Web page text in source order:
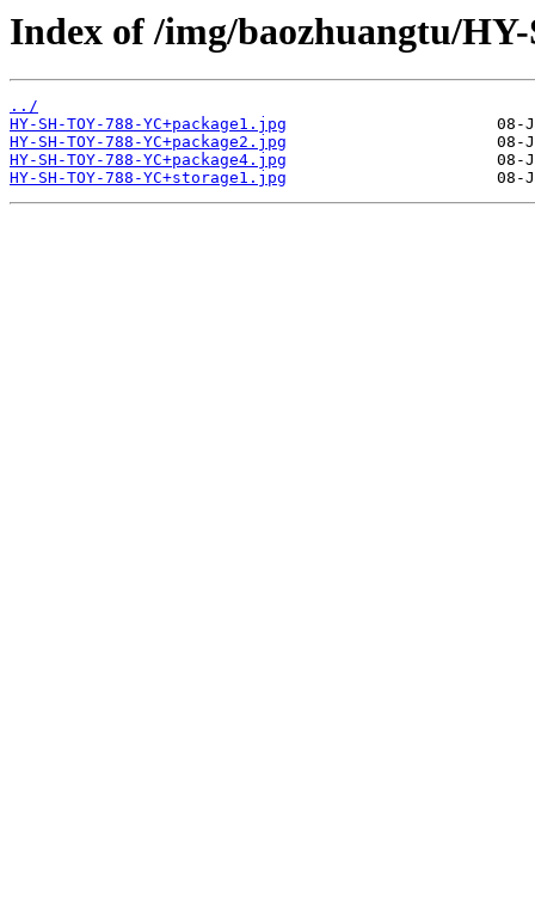
Index of /img/baozhuangtu/
../
HY-SH-TOY-788-YC+package1.jpg
HY-SH-TOY-788-YC+package2.jpg
HY-SH-TOY-788-YC+package4.jpg
HY-SH-TOY-788-YC+storage1.jpg